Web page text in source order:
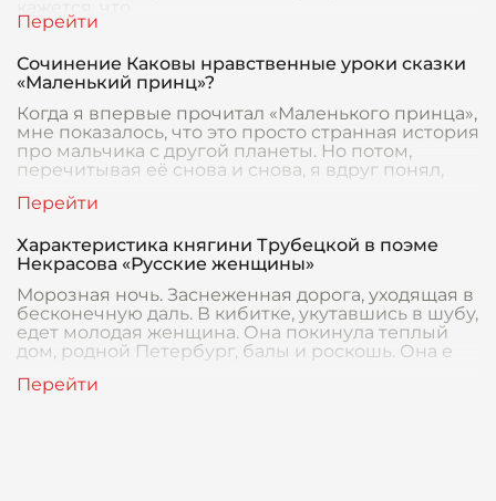
Сочинение Каковы нравственные уроки сказки
«Маленький принц»?
Когда я впервые прочитал «Маленького принца»,
мне показалось, что это просто странная история
про мальчика с другой планеты. Но потом,
перечитывая её снова и снова, я вдруг понял,
Характеристика княгини Трубецкой в поэме
Некрасова «Русские женщины»
Морозная ночь. Заснеженная дорога, уходящая в
бесконечную даль. В кибитке, укутавшись в шубу,
едет молодая женщина. Она покинула теплый
дом, родной Петербург, балы и роскошь. Она е